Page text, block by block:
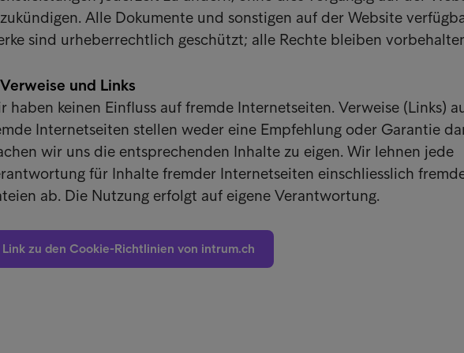
Alle Dokumente und sonstigen auf der Website
sind urheberrechtlich geschützt; alle Rechte bleiben
und Links
haben keinen Einfluss auf fremde Internetseiten. Verweise (Links)
Internetseiten stellen weder eine Empfehlung oder Garantie
wir uns die entsprechenden Inhalte zu eigen. Wir lehnen jede
für Inhalte fremder Internetseiten einschliesslich
ab. Die Nutzung erfolgt auf eigene Verantwortung.
Link zu den Cookie-Richtlinien von intrum.ch